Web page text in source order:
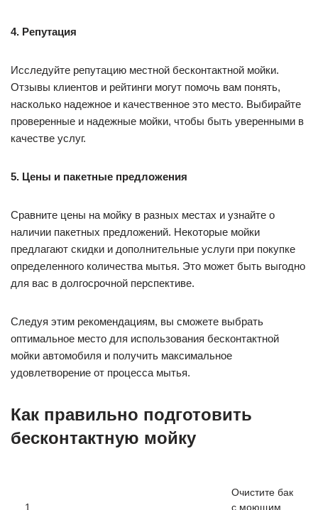
4. Репутация
Исследуйте репутацию местной бесконтактной мойки.
Отзывы клиентов и рейтинги могут помочь вам понять,
насколько надежное и качественное это место. Выбирайте
проверенные и надежные мойки, чтобы быть уверенными в
качестве услуг.
5. Цены и пакетные предложения
Сравните цены на мойку в разных местах и узнайте о
наличии пакетных предложений. Некоторые мойки
предлагают скидки и дополнительные услуги при покупке
определенного количества мытья. Это может быть выгодно
для вас в долгосрочной перспективе.
Следуя этим рекомендациям, вы сможете выбрать
оптимальное место для использования бесконтактной
мойки автомобиля и получить максимальное
удовлетворение от процесса мытья.
Как правильно подготовить
бесконтактную мойку
1.
Очистите бак
с моющим